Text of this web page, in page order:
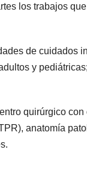
los trabajos
de cuidados
y
quirúrgico
anatomía